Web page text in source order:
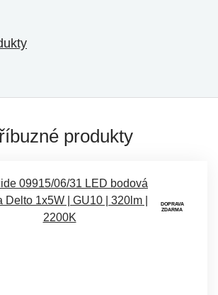
produkty
DOPRAVA
ZDARMA